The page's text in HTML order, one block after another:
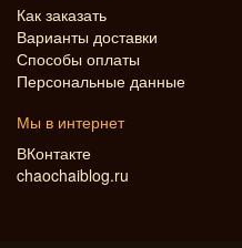
Как заказать
Варианты доставки
Способы оплаты
Персональные данные
Мы в интернет
ВКонтакте
chaochaiblog.ru